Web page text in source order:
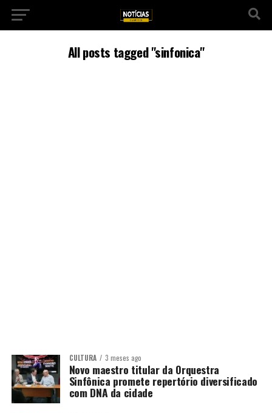
All posts tagged "sinfonica"
CULTURA 3 meses ago
Novo maestro titular da Orquestra
Sinfônica promete repertório diversificado
com DNA da cidade